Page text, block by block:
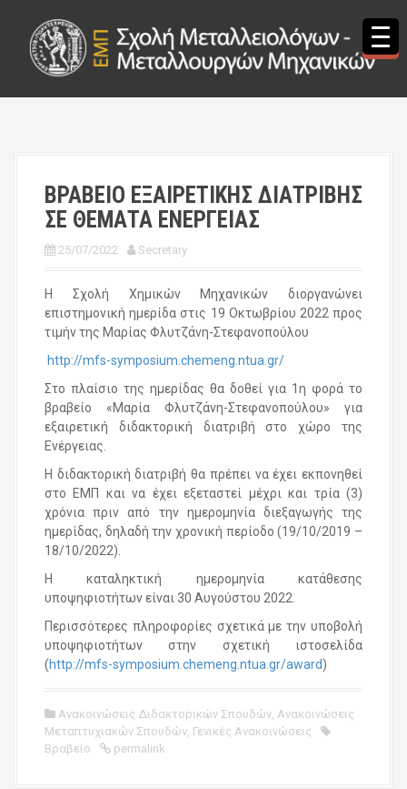
ΒΡΑΒΕΙΟ ΕΞΑΙΡΕΤΙΚΗΣ ΔΙΑΤΡΙΒΗΣ
ΣΕ ΘΕΜΑΤΑ ΕΝΕΡΓΕΙΑΣ
25/07/2022 Secretary
Η Σχολή Χημικών Μηχανικών διοργανώνει
επιστημονική ημερίδα στις 19 Οκτωβρίου 2022 προς
τιμήν της Μαρίας Φλυτζάνη-Στεφανοπούλου
http://mfs-symposium.chemeng.ntua.gr/
Στο πλαίσιο της ημερίδας θα δοθεί για 1η φορά το
βραβείο «Μαρία Φλυτζάνη-Στεφανοπούλου» για
εξαιρετική διδακτορική διατριβή στο χώρο της
Ενέργειας.
Η διδακτορική διατριβή θα πρέπει να έχει εκπονηθεί
στο ΕΜΠ και να έχει εξεταστεί μέχρι και τρία (3)
χρόνια πριν από την ημερομηνία διεξαγωγής της
ημερίδας, δηλαδή την χρονική περίοδο (19/10/2019 –
18/10/2022).
Η καταληκτική ημερομηνία κατάθεσης
υποψηφιοτήτων είναι 30 Αυγούστου 2022.
Περισσότερες πληροφορίες σχετικά με την υποβολή
υποψηφιοτήτων στην σχετική ιστοσελίδα
(http://mfs-symposium.chemeng.ntua.gr/award)
Ανακοινώσεις Διδακτορικών Σπουδών, Ανακοινώσεις
Μεταπτυχιακών Σπουδών, Γενικές Ανακοινώσεις
Βραβείο
permalink